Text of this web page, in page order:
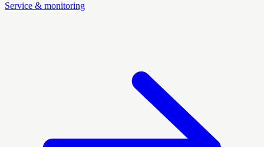
Service & monitoring